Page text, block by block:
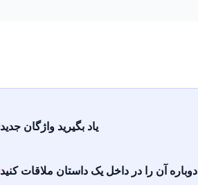
یاد بگیرید واژگان جدید
دوباره آن را در داخل یک داستان ملاقات کنید